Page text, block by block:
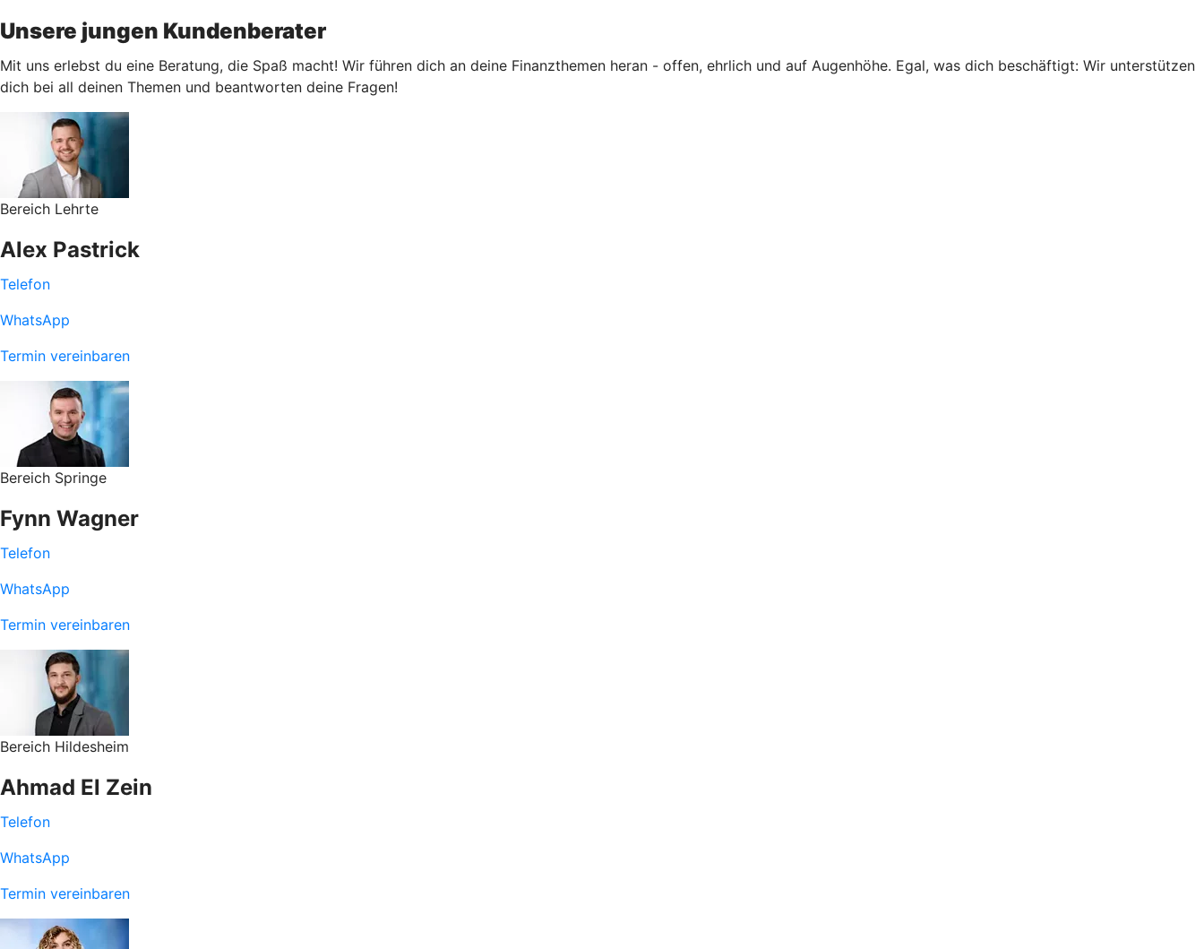
Unsere jungen Kundenberater
Mit uns erlebst du eine Beratung, die Spaß macht! Wir führen dich an deine Finanzthemen heran - offen, ehrlich und auf Augenhöhe. Egal, was dich beschäftigt: Wir unterstützen
dich bei all deinen Themen und beantworten deine Fragen!
Bereich Lehrte
Alex Pastrick
Telefon
WhatsApp
Termin vereinbaren
Bereich Springe
Fynn Wagner
Telefon
WhatsApp
Termin vereinbaren
Bereich Hildesheim
Ahmad El Zein
Telefon
WhatsApp
Termin vereinbaren